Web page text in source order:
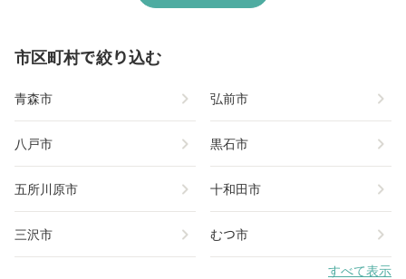
市区町村で絞り込む
青森市 chevron_right 弘前市 chevron_right
八戸市 chevron_right 黒石市 chevron_right
五所川原市 chevron_right 十和田市 chevron_right
三沢市 chevron_right むつ市 chevron_right
すべて表示